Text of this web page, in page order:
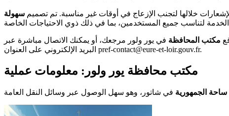
خلالها لتجنب الإزعاج في أوقات غير مناسبة. تم تصميم سهولة
مكتب المحافظة في يور ولور مرجعك، أو يمكنك الاتصال مباشرة عبر
البريد الإلكتروني على العنوان pref-contact@eure-et-loir.gouv.fr.
مكتب محافظة يور ولور: معلومات عملية
ساحة الجمهورية